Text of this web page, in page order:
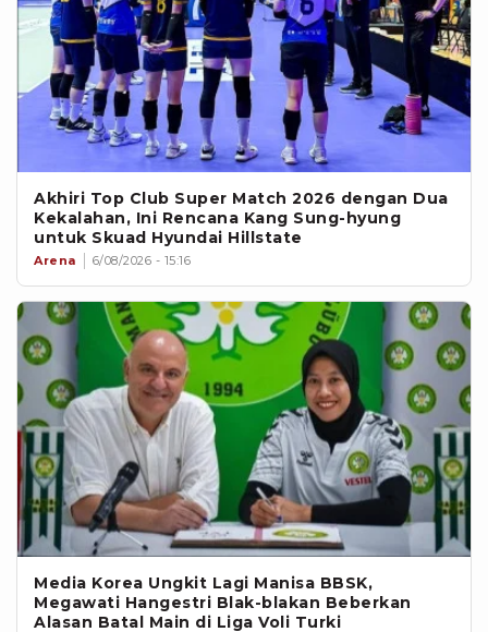
Akhiri Top Club Super Match 2026 dengan Dua
Kekalahan, Ini Rencana Kang Sung-hyung
untuk Skuad Hyundai Hillstate
Arena 6/08/2026 - 15:16
Media Korea Ungkit Lagi Manisa BBSK,
Megawati Hangestri Blak-blakan Beberkan
Alasan Batal Main di Liga Voli Turki